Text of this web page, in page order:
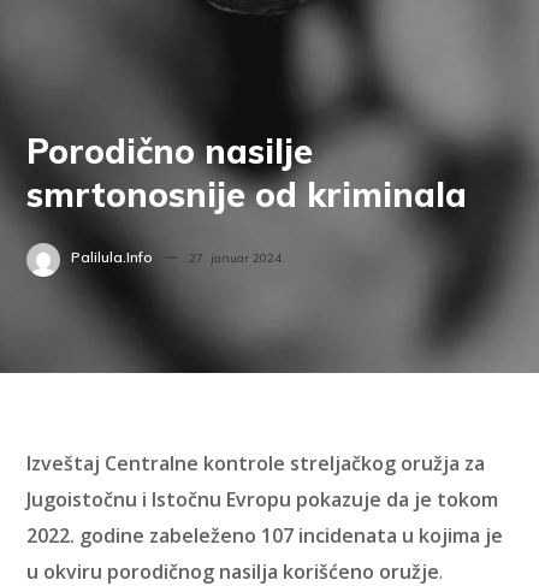
Porodično nasilje
smrtonosnije od kriminala
Palilula.info 27. januar 2024.
Izveštaj Centralne kontrole streljačkog oružja za
Jugoistočnu i Istočnu Evropu pokazuje da je tokom
2022. godine zabeleženo 107 incidenata u kojima je
u okviru porodičnog nasilja korišćeno oružje.